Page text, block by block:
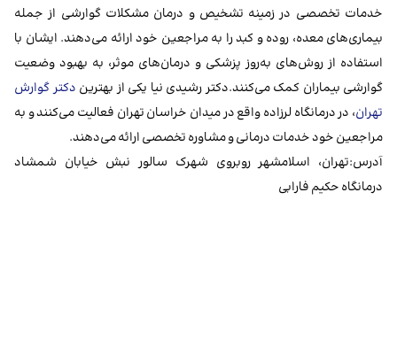
خدمات تخصصی در زمینه تشخیص و درمان مشکلات گوارشی از جمله
بیماری‌های معده، روده و کبد را به مراجعین خود ارائه می‌دهند. ایشان با
استفاده از روش‌های به‌روز پزشکی و درمان‌های موثر، به بهبود وضعیت
گوارشی بیماران کمک می‌کنند.دکتر رشیدی نیا یکی از بهترین دکتر گوارش
تهران، در درمانگاه لرزاده واقع در میدان خراسان تهران فعالیت می‌کنند و به
مراجعین خود خدمات درمانی و مشاوره تخصصی ارائه می‌دهند.
آدرس:تهران، اسلامشهر روبروی شهرک سالور نبش خیابان شمشاد
درمانگاه حکیم فارابی